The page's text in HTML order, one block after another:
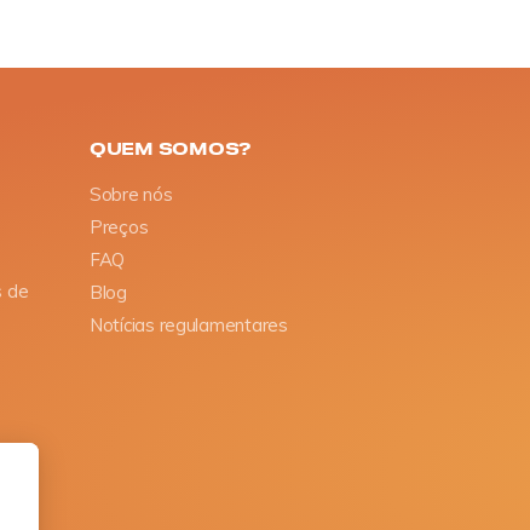
de
QUEM SOMOS?
Sobre nós
Preços
FAQ
Blog
Notícias regulamentares